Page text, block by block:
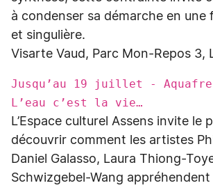
à condenser sa démarche en une
et singulière.
Visarte Vaud, Parc Mon-Repos 3,
Jusqu’au 19 juillet -
L’eau c’est la vie…
L’Espace culturel Assens invite le
découvrir comment les artistes
Daniel Galasso, Laura Thiong-
Schwizgebel-Wang